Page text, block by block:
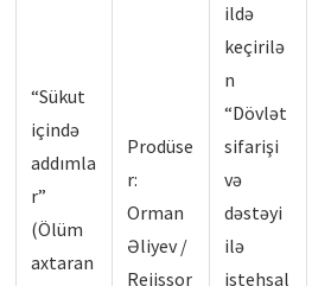
“Sükut
içində
addımla
r”
(Ölüm
axtaran
Prodüse
r:
Orman
Əliyev /
Rejissor
ildə
keçirilə
n
“Dövlət
sifarişi
və
dəstəyi
ilə
istehsal